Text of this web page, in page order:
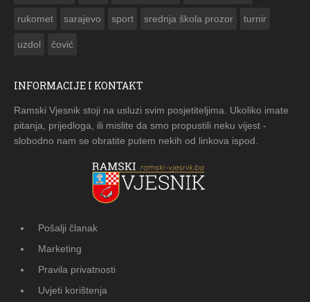
rukomet sarajevo sport srednja škola prozor turnir
uzdol čović
INFORMACIJE I KONTAKT
Ramski Vjesnik stoji na usluzi svim posjetiteljima. Ukoliko imate
pitanja, prijedloga, ili mislite da smo propustili neku vijest -
slobodno nam se obratite putem nekih od linkova ispod.
Pošalji članak
Marketing
Pravila privatnosti
Uvjeti korištenja